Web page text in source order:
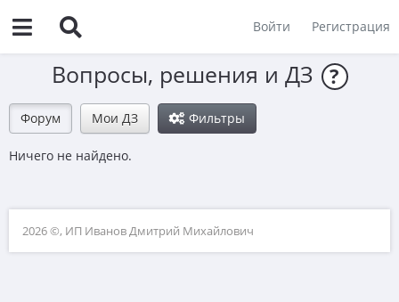
Войти Регистрация
Вопросы, решения и ДЗ ?
Форум Мои ДЗ Фильтры
Ничего не найдено.
2026 ©, ИП Иванов Дмитрий Михайлович